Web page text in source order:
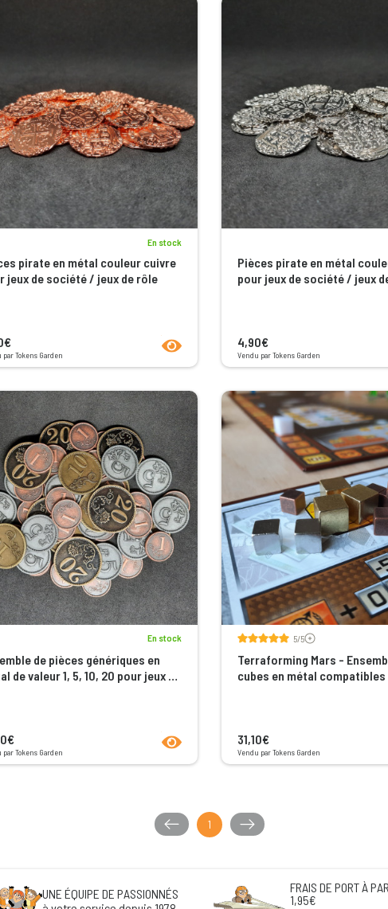
En stock
pirate en métal couleur cuivre
jeux de société / jeux de rôle
par Tokens Garden
product.seeProductPage
Pièces pirate en métal
pour jeux de société / jeux
4,90€
Vendu par Tokens Garden
En stock
de pièces génériques en
de valeur 1, 5, 10, 20 pour jeux de
par Tokens Garden
product.seeProductPage
5/5Voir les avis
Terraforming Mars -
cubes en métal compatibles
31,10€
Vendu par Tokens Garden
1
UNE ÉQUIPE DE PASSIONNÉS
FRAIS DE PORT À
1,95€